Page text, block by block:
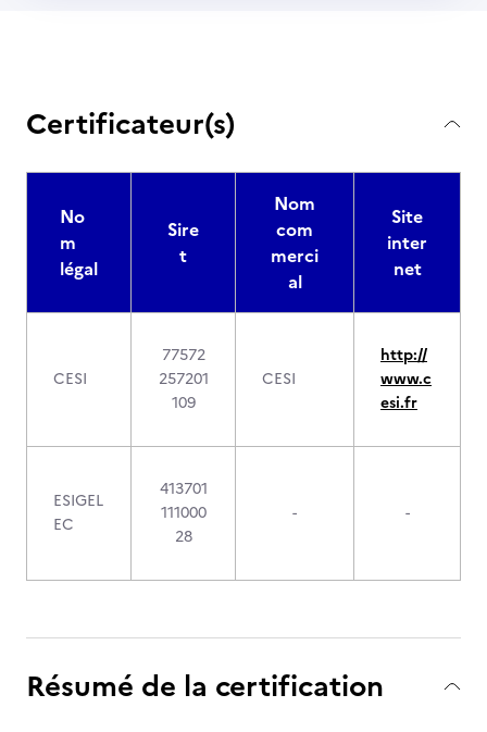
Certificateur(s)
No
m
légal
Sire
t
Nom
com
merci
al
Site
inter
net
CESI
77572
257201
109
CESI
http://
www.c
esi.fr
ESIGEL
EC
413701
111000
28
- -
Résumé de la certification